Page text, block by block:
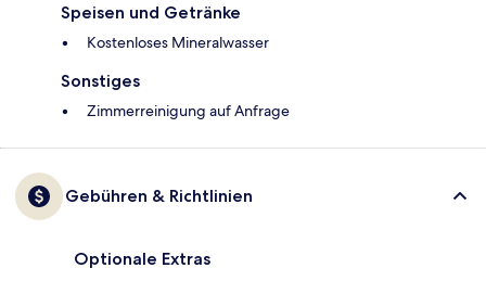
Speisen und Getränke
Kostenloses Mineralwasser
Sonstiges
Zimmerreinigung auf Anfrage
Gebühren & Richtlinien
Optionale Extras